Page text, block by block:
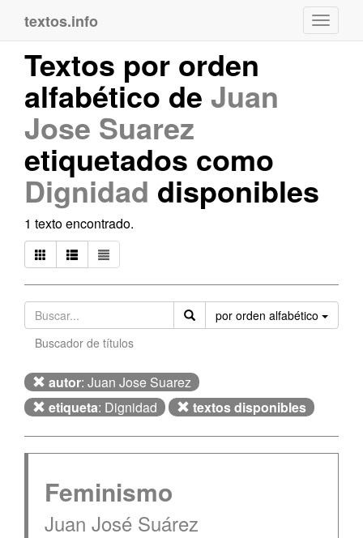
textos.info
Textos por orden
alfabético de Juan
Jose Suarez
etiquetados como
Dignidad disponibles
1 texto encontrado.
por orden alfabético
Buscador de títulos
autor: Juan Jose Suarez
etiqueta: Dignidad textos disponibles
Feminismo
Juan José Suárez